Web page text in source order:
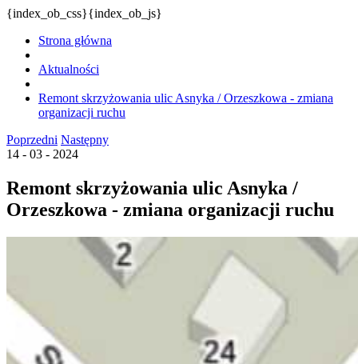
{index_ob_css}{index_ob_js}
Strona główna
Aktualności
Remont skrzyżowania ulic Asnyka / Orzeszkowa - zmiana
organizacji ruchu
Poprzedni Następny
14 - 03 - 2024
Remont skrzyżowania ulic Asnyka /
Orzeszkowa - zmiana organizacji ruchu